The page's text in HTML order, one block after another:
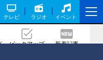
テレビ ラジオ イベント
ピックアップ 新着記事